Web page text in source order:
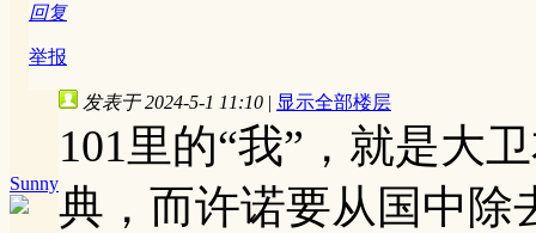
回复
举报
Sunny
发表于 2024-5-1 11:10 | 显示全部楼层
101里的“我”，就是大
典，而许诺要从国中除